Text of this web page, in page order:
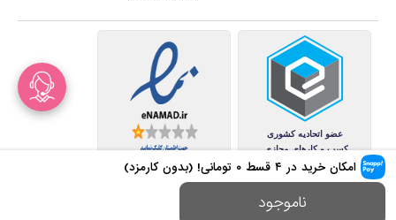
امکان خرید در ۴ قسط ۰ تومانی! (بدون کارمزد)
ناموجود
کلیه حقوق این سایت متعلق به
مجموع فروشگاه های هومهر (فروشگاه آنلاین هومهر) میباشد.